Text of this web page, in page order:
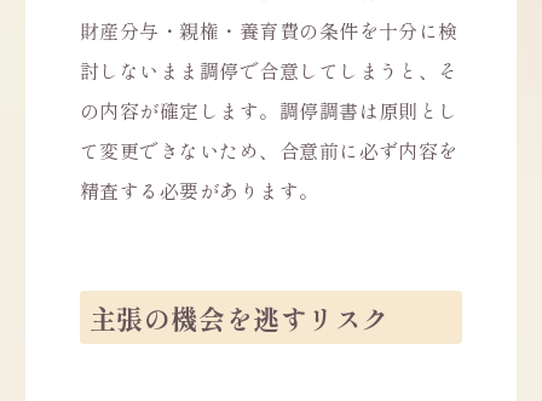
財産分与・親権・養育費の条件を十分に検
討しないまま調停で合意してしまうと、そ
の内容が確定します。調停調書は原則とし
て変更できないため、合意前に必ず内容を
精査する必要があります。
主張の機会を逃すリスク